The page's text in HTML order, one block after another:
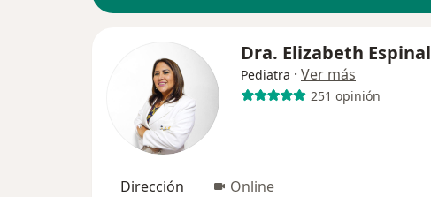
Dra. Elizabeth Espinal
Pediatra · Ver más
251 opinión
Dirección Online